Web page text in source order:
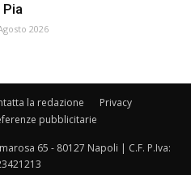
2026
la redazione
Privacy
pubblicitarie
65 - 80127 Napoli | C.F. P.Iva: